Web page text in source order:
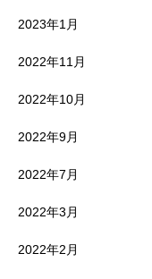
2023年1月
2022年11月
2022年10月
2022年9月
2022年7月
2022年3月
2022年2月